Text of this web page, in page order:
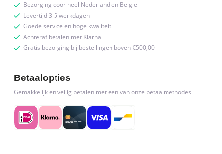
quantity
Bezorging door heel Nederland en België
Levertijd 3-5 werkdagen
Goede service en hoge kwaliteit
Achteraf betalen met Klarna
Gratis bezorging bij bestellingen boven €500,00
Betaalopties
Gemakkelijk en veilig betalen met een van onze betaalmethodes